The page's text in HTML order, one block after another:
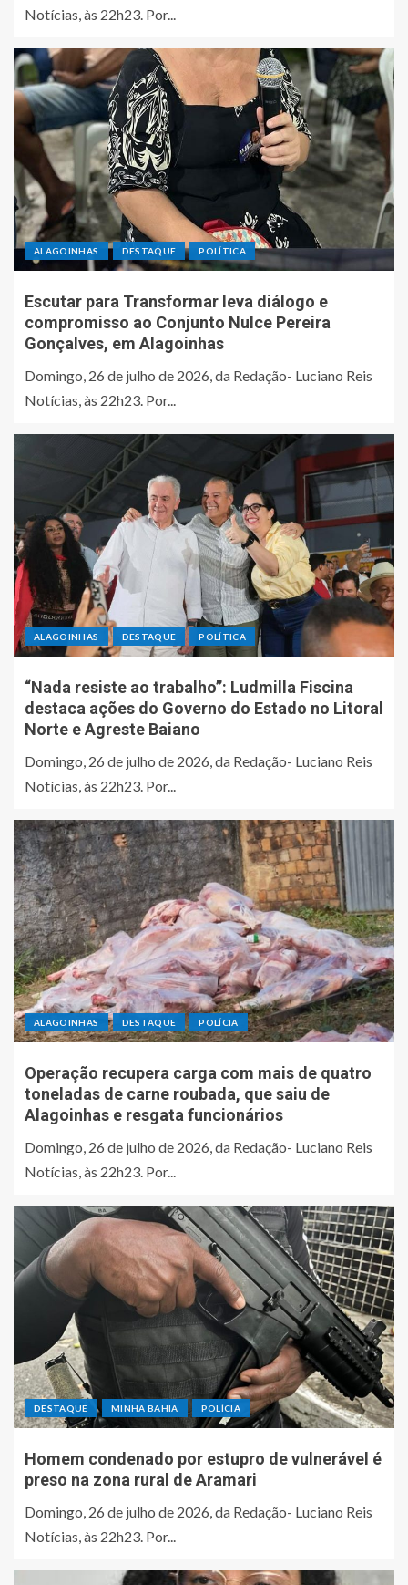
Notícias, às 22h23. Por...
ALAGOINHAS DESTAQUE POLÍTICA
Escutar para Transformar leva diálogo e
compromisso ao Conjunto Nulce Pereira
Gonçalves, em Alagoinhas
Domingo, 26 de julho de 2026, da Redação- Luciano Reis
Notícias, às 22h23. Por...
ALAGOINHAS DESTAQUE POLÍTICA
“Nada resiste ao trabalho”: Ludmilla Fiscina
destaca ações do Governo do Estado no Litoral
Norte e Agreste Baiano
Domingo, 26 de julho de 2026, da Redação- Luciano Reis
Notícias, às 22h23. Por...
ALAGOINHAS DESTAQUE POLÍCIA
Operação recupera carga com mais de quatro
toneladas de carne roubada, que saiu de
Alagoinhas e resgata funcionários
Domingo, 26 de julho de 2026, da Redação- Luciano Reis
Notícias, às 22h23. Por...
DESTAQUE MINHA BAHIA POLÍCIA
Homem condenado por estupro de vulnerável é
preso na zona rural de Aramari
Domingo, 26 de julho de 2026, da Redação- Luciano Reis
Notícias, às 22h23. Por...